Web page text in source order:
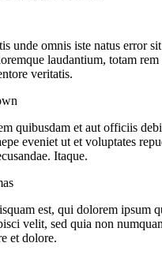
unde omnis iste natus error
laudantium, totam rem
veritatis.
quibusdam et aut officiis
eveniet ut et voluptates
Itaque.
est, qui dolorem ipsum
velit, sed quia non
et dolore.